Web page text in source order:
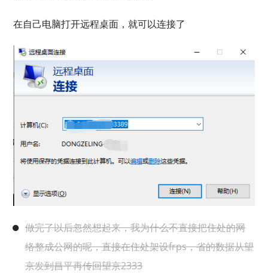
在自己电脑打开远程桌面，就可以连接了
做完了以后忽然想起来，我为什么不直接把住处的网
络整成公网的呢，直接在住处架设frps，省的数据从望
京发到昌平再传回望京2333